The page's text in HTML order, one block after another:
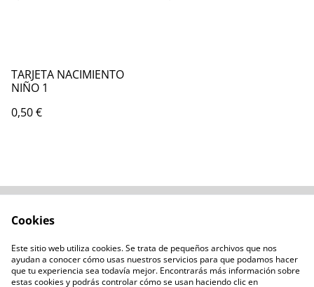
TARJETA NACIMIENTO
NIÑO 1
0,50 €
Política de privacidad
Administración de
cookies
Cookies
Este sitio web utiliza cookies. Se trata de pequeños archivos que nos
ayudan a conocer cómo usas nuestros servicios para que podamos hacer
que tu experiencia sea todavía mejor. Encontrarás más información sobre
estas cookies y podrás controlar cómo se usan haciendo clic en